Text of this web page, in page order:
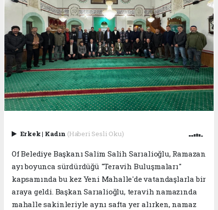
Erkek| Kadın (Haberi Sesli Oku)
Of Belediye Başkanı Salim Salih Sarıalioğlu, Ramazan
ayı boyunca sürdürdüğü "Teravih Buluşmaları"
kapsamında bu kez Yeni Mahalle'de vatandaşlarla bir
araya geldi. Başkan Sarıalioğlu, teravih namazında
mahalle sakinleriyle aynı safta yer alırken, namaz